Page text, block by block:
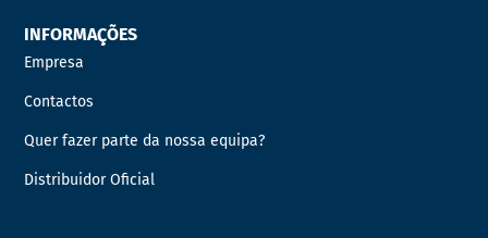
INFORMAÇÕES
Empresa
Contactos
Quer fazer parte da nossa equipa?
Distribuidor Oficial